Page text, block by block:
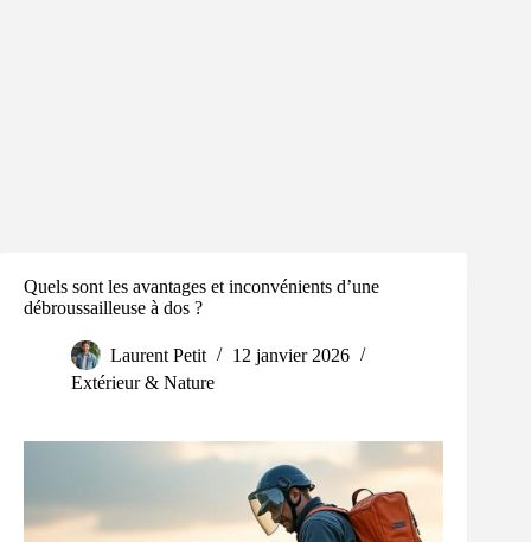
Quels sont les avantages et inconvénients d’une
débroussailleuse à dos ?
Laurent Petit
12 janvier 2026
Extérieur & Nature